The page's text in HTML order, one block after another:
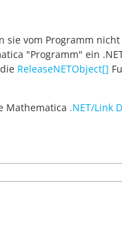
sie vom Programm
"Programm" ein
ReleaseNETObject[]
Mathematica .NET/Link